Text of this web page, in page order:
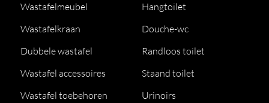
Wastafelmeubel
Wastafelkraan
Dubbele wastafel
Wastafel accessoires
Wastafel toebehoren
Hangtoilet
Douche-wc
Randloos toilet
Staand toilet
Urinoirs